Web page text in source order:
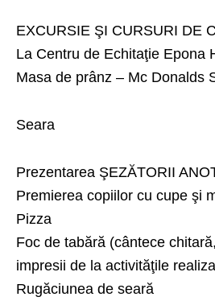
EXCURSIE ŞI CURSURI DE
La Centru de Echitaţie Epona
Masa de prânz – Mc Donalds
Seara
Prezentarea ŞEZĂTORII
Premierea copiilor cu cupe şi
Pizza
Foc de tabără (cântece
impresii de la activităţile
Rugăciunea de seară